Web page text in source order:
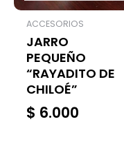
ACCESORIOS
JARRO
PEQUEÑO
“RAYADITO DE
CHILOÉ”
$ 6.000